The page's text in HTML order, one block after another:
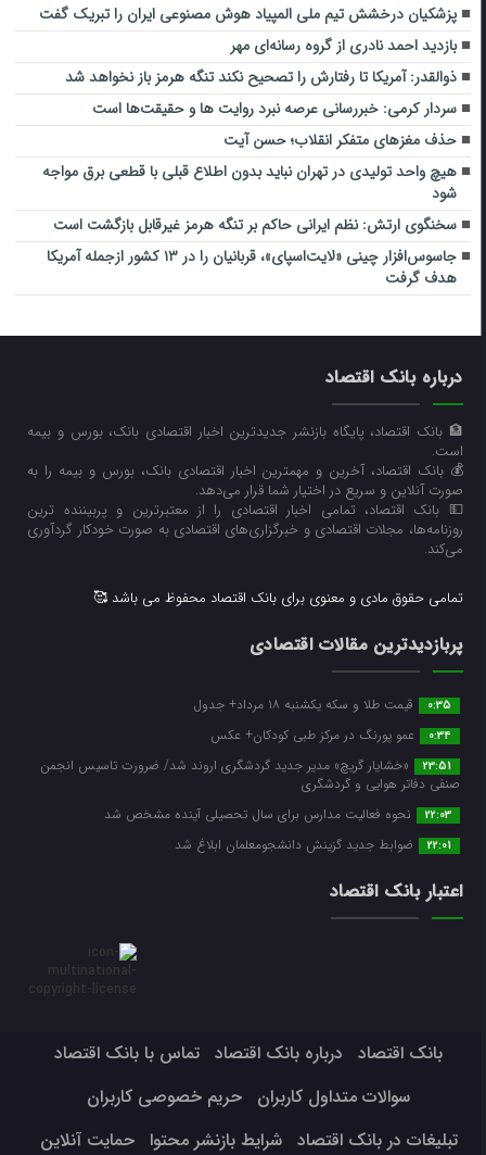
پزشکیان درخشش تیم ملی المپیاد هوش مصنوعی ایران را تبریک گفت
بازدید احمد نادری از گروه رسانه‌ای مهر
ذوالقدر: آمریکا تا رفتارش را تصحیح نکند تنگه هرمز باز نخواهد شد
سردار کرمی: خبررسانی عرصه نبرد روایت ها و حقیقت‌ها است
حذف مغزهای متفکر انقلاب؛ حسن آیت
هیچ واحد تولیدی در تهران نباید بدون اطلاع قبلی با قطعی برق مواجه
شود
سخنگوی ارتش: نظم ایرانی حاکم بر تنگه هرمز غیرقابل بازگشت است
جاسوس‌افزار چینی «لایت‌اسپای»، قربانیان را در ۱۳ کشور ازجمله آمریکا
هدف گرفت
درباره بانک اقتصاد
🏦 بانک اقتصاد، پایگاه بازنشر جدیدترین اخبار اقتصادی بانک، بورس و بیمه
است.
💰 بانک اقتصاد، آخرین و مهمترین اخبار اقتصادی بانک، بورس و بیمه را به
صورت آنلاین و سریع در اختیار شما قرار می‌‌دهد.
💵 بانک اقتصاد، تمامی اخبار اقتصادی را از معتبرترین و پربیننده ترین
روزنامه‌ها، مجلات اقتصادی و خبرگزاری‌های اقتصادی به صورت خودکار گردآوری
می‌کند.
تمامی حقوق مادی و معنوی برای بانک اقتصاد محفوظ می باشد 🥰
پربازدیدترین مقالات اقتصادی
0:35 قیمت طلا و سکه یکشنبه ۱۸ مرداد+ جدول
0:34 عمو پورنگ در مرکز طبی کودکان+ عکس
23:51
«خشایار گریچ» مدیر جدید گردشگری اروند شد/ ضرورت تاسیس انجمن
صنفی دفاتر هوایی و گردشگری
22:03 نحوه فعالیت مدارس برای سال تحصیلی آینده مشخص شد
22:01 ضوابط جدید گزینش دانشجومعلمان ابلاغ شد
اعتبار بانک اقتصاد
بانک اقتصاد درباره بانک اقتصاد
تماس با بانک اقتصاد
سوالات متداول کاربران
حریم خصوصی کاربران
تبلیغات در بانک اقتصاد
شرایط بازنشر محتوا حمایت آنلاین